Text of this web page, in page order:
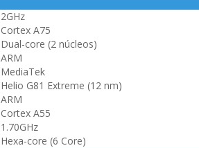
2GHz
Cortex A75
Dual-core (2 núcleos)
ARM
MediaTek
Helio G81 Extreme (12 nm)
ARM
Cortex A55
1.70GHz
Hexa-core (6 Core)